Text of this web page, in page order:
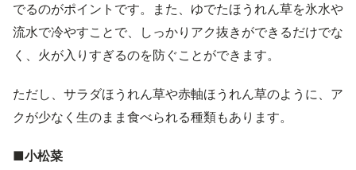
でるのがポイントです。また、ゆでたほうれん草を氷水や
流水で冷やすことで、しっかりアク抜きができるだけでな
く、火が入りすぎるのを防ぐことができます。
ただし、サラダほうれん草や赤軸ほうれん草のように、ア
クが少なく生のまま食べられる種類もあります。
■小松菜